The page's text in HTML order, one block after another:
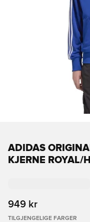
ADIDAS
KJERNE ROYAL/
949 kr
TILGJENGELIGE FARGER